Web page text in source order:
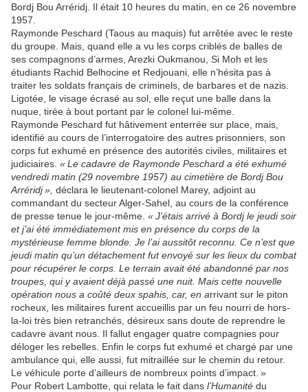
Bordj Bou Arréridj. Il était 10 heures du matin, en ce 26 novembre
1957.
Raymonde Peschard (Taous au maquis) fut arrêtée avec le reste
du groupe. Mais, quand elle a vu les corps criblés de balles de
ses compagnons d’armes, Arezki Oukmanou, Si Moh et les
étudiants Rachid Belhocine et Redjouani, elle n’hésita pas à
traiter les soldats français de criminels, de barbares et de nazis.
Ligotée, le visage écrasé au sol, elle reçut une balle dans la
nuque, tirée à bout portant par le colonel lui-même.
Raymonde Peschard fut hâtivement enterrée sur place, mais,
identifié au cours de l’interrogatoire des autres prisonniers, son
corps fut exhumé en présence des autorités civiles, militaires et
judiciaires. « Le cadavre de Raymonde Peschard a été exhumé
vendredi matin (29 novembre 1957) au cimetière de Bordj Bou
Arréridj », déclara le lieutenant-colonel Marey, adjoint au
commandant du secteur Alger-Sahel, au cours de la conférence
de presse tenue le jour-même. « J’étais arrivé à Bordj le jeudi soir
et j’ai été immédiatement mis en présence du corps de la
mystérieuse femme blonde. Je l’ai aussitôt reconnu. Ce n’est que
jeudi matin qu’un détachement fut envoyé sur les lieux du combat
pour récupérer le corps. Le terrain avait été abandonné par nos
troupes, qui y avaient déjà passé une nuit. Mais cette nouvelle
opération nous a coûté deux spahis, car, en arrivant sur le piton
rocheux, les militaires furent accueillis par un feu nourri de hors-
la-loi très bien retranchés, désireux sans doute de reprendre le
cadavre avant nous. Il fallut engager quatre compagnies pour
déloger les rebelles. Enfin le corps fut exhumé et chargé par une
ambulance qui, elle aussi, fut mitraillée sur le chemin du retour.
Le véhicule porte d’ailleurs de nombreux points d’impact. »
Pour Robert Lambotte, qui relata le fait dans l’Humanité du